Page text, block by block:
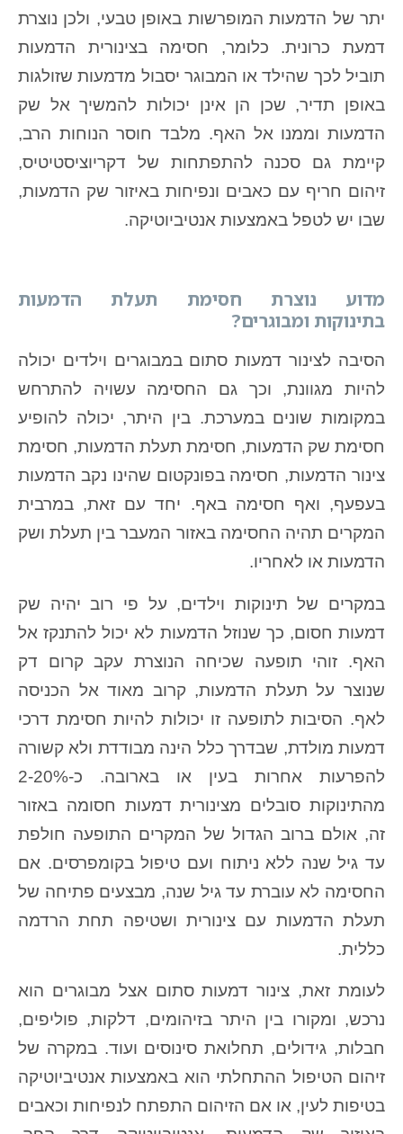
יתר של הדמעות המופרשות באופן טבעי, ולכן נוצרת
דמעת כרונית. כלומר, חסימה בצינורית הדמעות
תוביל לכך שהילד או המבוגר יסבול מדמעות שזולגות
באופן תדיר, שכן הן אינן יכולות להמשיך אל שק
הדמעות וממנו אל האף. מלבד חוסר הנוחות הרב,
קיימת גם סכנה להתפתחות של דקריוציסטיטיס,
זיהום חריף עם כאבים ונפיחות באיזור שק הדמעות,
שבו יש לטפל באמצעות אנטיביוטיקה.
מדוע נוצרת חסימת תעלת הדמעות
בתינוקות ומבוגרים?
הסיבה לצינור דמעות סתום במבוגרים וילדים יכולה
להיות מגוונת, וכך גם החסימה עשויה להתרחש
במקומות שונים במערכת. בין היתר, יכולה להופיע
חסימת שק הדמעות, חסימת תעלת הדמעות, חסימת
צינור הדמעות, חסימה בפונקטום שהינו נקב הדמעות
בעפעף, ואף חסימה באף. יחד עם זאת, במרבית
המקרים תהיה החסימה באזור המעבר בין תעלת ושק
הדמעות או לאחריו.
במקרים של תינוקות וילדים, על פי רוב יהיה שק
דמעות חסום, כך שנוזל הדמעות לא יכול להתנקז אל
האף. זוהי תופעה שכיחה הנוצרת עקב קרום דק
שנוצר על תעלת הדמעות, קרוב מאוד אל הכניסה
לאף. הסיבות לתופעה זו יכולות להיות חסימת דרכי
דמעות מולדת, שבדרך כלל הינה מבודדת ולא קשורה
להפרעות אחרות בעין או בארובה. כ-2-20%
מהתינוקות סובלים מצינורית דמעות חסומה באזור
זה, אולם ברוב הגדול של המקרים התופעה חולפת
עד גיל שנה ללא ניתוח ועם טיפול בקומפרסים. אם
החסימה לא עוברת עד גיל שנה, מבצעים פתיחה של
תעלת הדמעות עם צינורית ושטיפה תחת הרדמה
כללית.
לעומת זאת, צינור דמעות סתום אצל מבוגרים הוא
נרכש, ומקורו בין היתר בזיהומים, דלקות, פוליפים,
חבלות, גידולים, תחלואת סינוסים ועוד. במקרה של
זיהום הטיפול ההתחלתי הוא באמצעות אנטיביוטיקה
בטיפות לעין, או אם הזיהום התפתח לנפיחות וכאבים